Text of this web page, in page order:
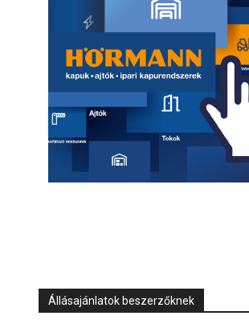
Állásajánlatok beszerzőknek